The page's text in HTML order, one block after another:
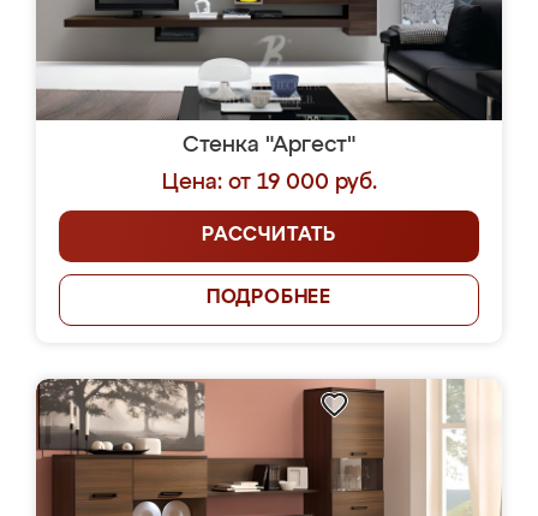
Стенка "Аргест"
Цена: от 19 000 руб.
РАССЧИТАТЬ
ПОДРОБНЕЕ